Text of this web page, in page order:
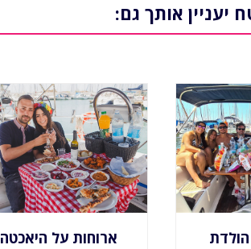
יעניין אותך גם:
הולדת ארוחות על היאכטה